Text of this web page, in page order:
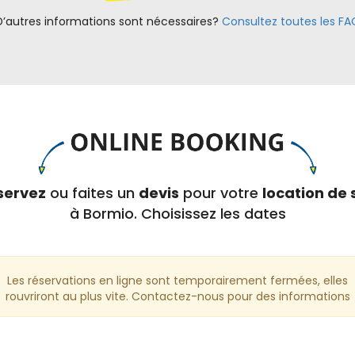
informations sont nécessaires? Consultez toutes les
ou faites un devis pour votre location de
à Bormio. Choisissez les dates
Les réservations en ligne sont temporairement fermées, elles
rouvriront au plus vite. Contactez-nous pour des informations